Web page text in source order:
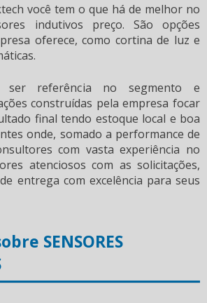
você tem o que há de melhor no
indutivos preço. São opções
oferece, como cortina de luz e
ser referência no segmento e
construídas pela empresa focar
final tendo estoque local e boa
onde, somado a performance de
com vasta experiência no
atenciosos com as solicitações,
entrega com excelência para seus
SENSORES